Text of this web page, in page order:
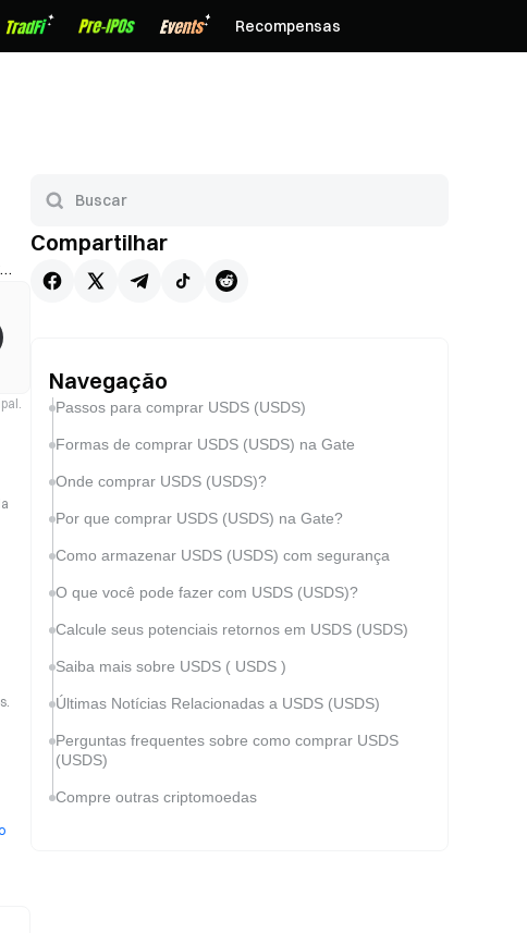
Recompensas
Compartilhar
Navegação
Passos para comprar USDS (USDS)
Formas de comprar USDS (USDS) na Gate
Onde comprar USDS (USDS)?
Por que comprar USDS (USDS) na Gate?
Como armazenar USDS (USDS) com segurança
O que você pode fazer com USDS (USDS)?
Calcule seus potenciais retornos em USDS (USDS)
Saiba mais sobre USDS ( USDS )
Últimas Notícias Relacionadas a USDS (USDS)
Perguntas frequentes sobre como comprar USDS
(USDS)
Compre outras criptomoedas